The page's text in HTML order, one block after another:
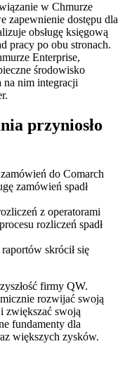
w Chmurze
zapewnienie dostępu dla
obsługę księgową
pracy po obu stronach.
Enterprise,
środowisko
na nim integracji
przyniosło
do Comarch
zamówień spadł
z operatorami
rozliczeń spadł
skrócił się
firmy QW.
rozwijać swoją
zwiększać swoją
fundamenty dla
większych zysków.